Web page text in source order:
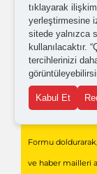
Formu doldurarak,
ve haber mailleri
tıklayarak
yerleştirmesine
sitede yalnızca
kullanılacaktır.
tercihlerinizi
Kabul Et